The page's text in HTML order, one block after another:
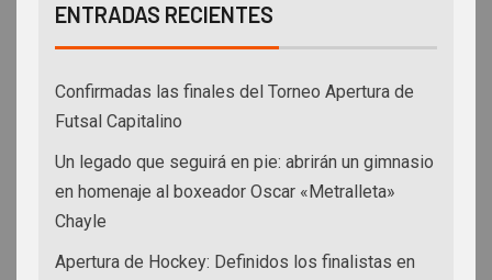
ENTRADAS RECIENTES
Confirmadas las finales del Torneo Apertura de
Futsal Capitalino
Un legado que seguirá en pie: abrirán un gimnasio
en homenaje al boxeador Oscar «Metralleta»
Chayle
Apertura de Hockey: Definidos los finalistas en